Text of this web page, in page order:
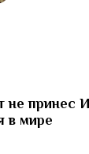
не принес
в мире